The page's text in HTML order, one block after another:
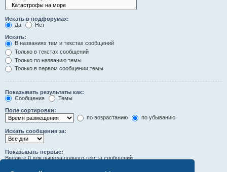
Искать в подфорумах:
Да
Нет
Искать:
В названиях тем и текстах сообщений
Только в текстах сообщений
Только по названию темы
Только в первом сообщении темы
Показывать результаты как:
Сообщения
Темы
Поле сортировки:
по возрастанию
по убыванию
Искать сообщения за:
Показывать первые:
Введите 0 для вывода полного текста сообщений.